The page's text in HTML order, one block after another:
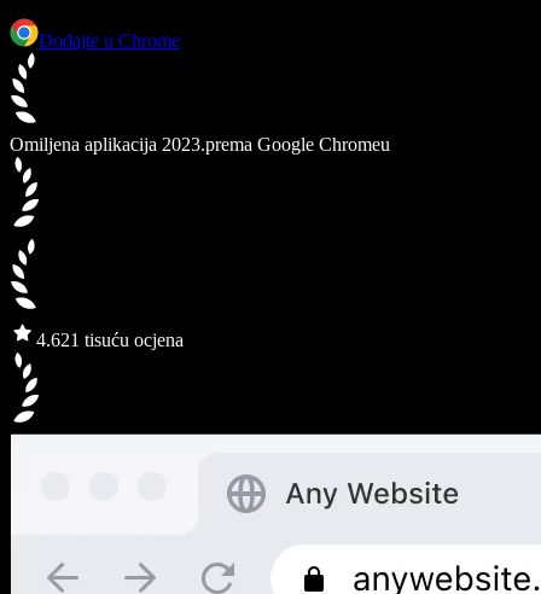
Dodajte u Chrome
Omiljena aplikacija 2023.prema Google Chromeu
4.621 tisuću ocjena